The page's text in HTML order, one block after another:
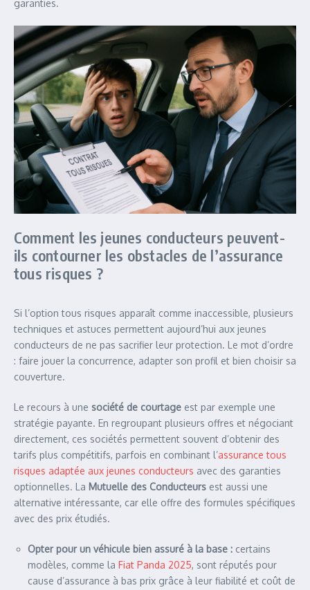
garanties.
Comment les jeunes conducteurs peuvent-
ils contourner les obstacles de l’assurance
tous risques ?
Si l’option tous risques apparaît comme inaccessible, plusieurs
techniques et astuces permettent aujourd’hui aux jeunes
conducteurs de ne pas sacrifier leur protection. Le mot d’ordre
: faire jouer la concurrence, adapter son profil et bien choisir sa
couverture.
Le recours à une société de courtage est par exemple une
stratégie payante. En regroupant plusieurs offres et négociant
directement, ces sociétés permettent souvent d’obtenir des
tarifs plus compétitifs, parfois en combinant l’assurance tous
risques adaptée aux jeunes conducteurs avec des garanties
optionnelles. La Mutuelle des Conducteurs est aussi une
alternative intéressante, car elle offre des formules spécifiques
avec des prix étudiés.
Opter pour un véhicule bien assuré à la base : certains
modèles, comme la Fiat Panda 2025, sont réputés pour
cause d’assurance à bas prix grâce à leur fiabilité et coût de